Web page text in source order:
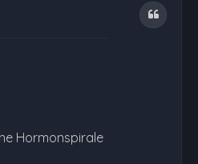
Zitat
Hormonspirale